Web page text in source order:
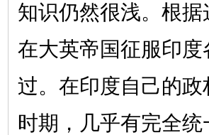
知识仍然很浅。根
在大英帝国征服印
过。在印度自己的
时期，几乎有完全